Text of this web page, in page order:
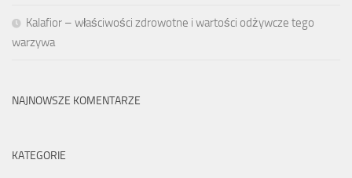
Kalafior – właściwości zdrowotne i wartości odżywcze tego
warzywa
NAJNOWSZE KOMENTARZE
KATEGORIE